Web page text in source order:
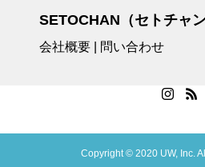
SETOCHAN（セトチャ
会社概要 問い合わせ
Copyright © 2020 UW, Inc.